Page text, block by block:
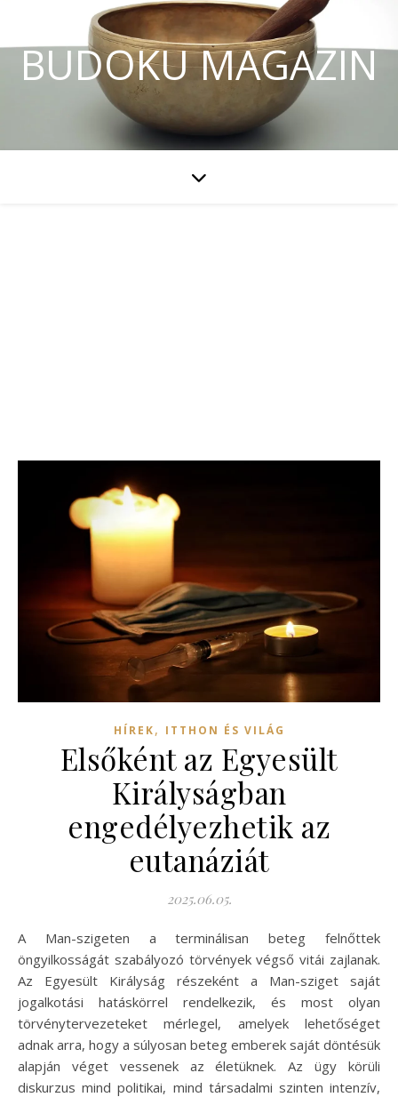
BUDOKU MAGAZIN
HÍREK, ITTHON ÉS VILÁG
Elsőként az Egyesült
Királyságban
engedélyezhetik az
eutanáziát
2025.06.05.
A Man-szigeten a terminálisan beteg felnőttek
öngyilkosságát szabályozó törvények végső vitái zajlanak.
Az Egyesült Királyság részeként a Man-sziget saját
jogalkotási hatáskörrel rendelkezik, és most olyan
törvénytervezeteket mérlegel, amelyek lehetőséget
adnak arra, hogy a súlyosan beteg emberek saját döntésük
alapján véget vessenek az életüknek. Az ügy körüli
diskurzus mind politikai, mind társadalmi szinten intenzív,